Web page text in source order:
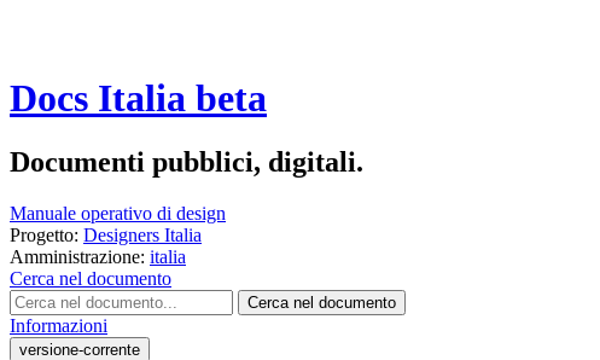
Docs Italia beta
Documenti pubblici, digitali.
Manuale operativo di design
Progetto: Designers Italia
Amministrazione: italia
Cerca nel documento
Cerca nel documento
Informazioni
versione-corrente